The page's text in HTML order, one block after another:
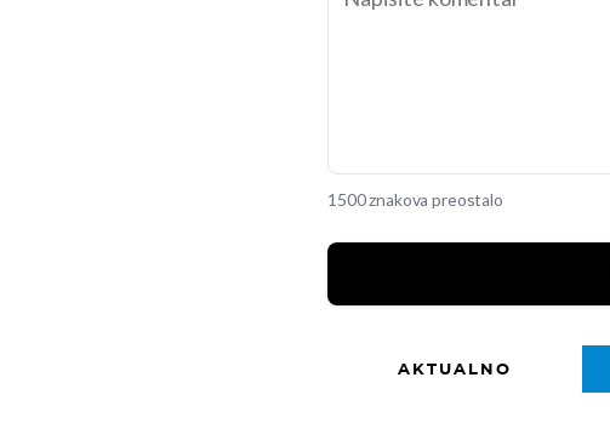
1500 znakova preostalo
AKTUALNO